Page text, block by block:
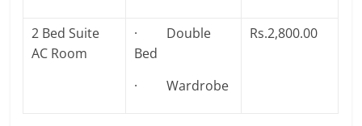
2 Bed Suite
AC Room
· Double
Bed
· Wardrobe
Rs.2,800.00